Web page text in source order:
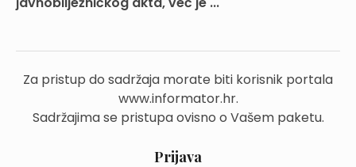
Za pristup do sadržaja morate biti korisnik portala
www.informator.hr.
Sadržajima se pristupa ovisno o Vašem paketu.
Prijava